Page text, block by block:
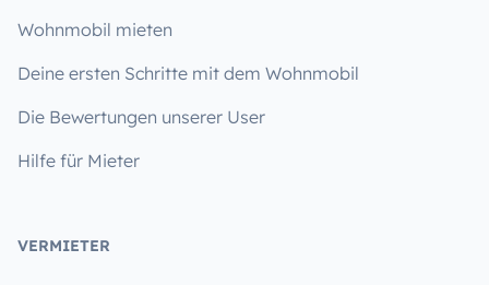
Wohnmobil mieten
Deine ersten Schritte mit dem Wohnmobil
Die Bewertungen unserer User
Hilfe für Mieter
VERMIETER